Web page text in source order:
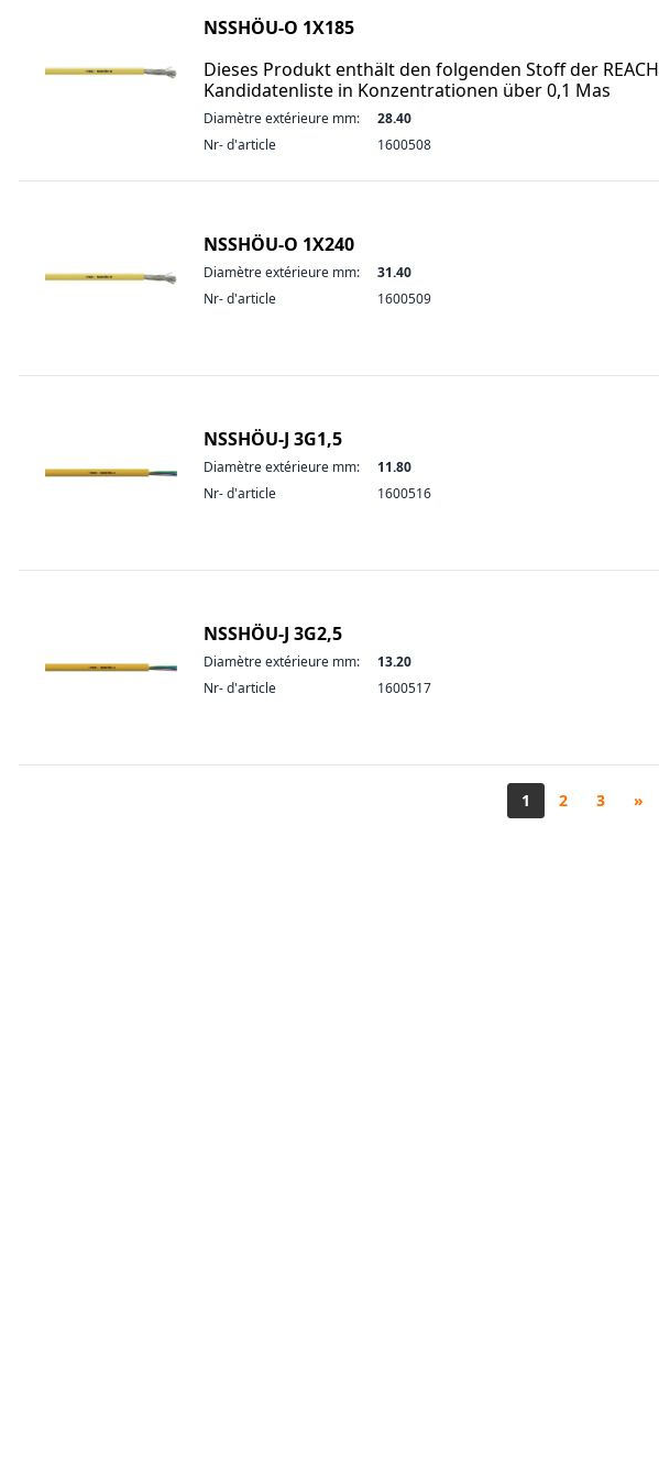
NSSHÖU-O 1X185
Dieses Produkt enthält den folgenden Stoff der REACH
Kandidatenliste in Konzentrationen über 0,1 Mas
Diamètre extérieure mm:
28.40
Nr- d'article
1600508
NSSHÖU-O 1X240
Diamètre extérieure mm:
31.40
Nr- d'article
1600509
NSSHÖU-J 3G1,5
Diamètre extérieure mm:
11.80
Nr- d'article
1600516
NSSHÖU-J 3G2,5
Diamètre extérieure mm:
13.20
Nr- d'article
1600517
1 2 3 »